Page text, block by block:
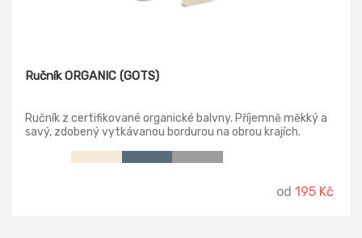
Ručník ORGANIC (GOTS)
Ručník z certifikované organické balvny. Příjemně měkký a
savý, zdobený vytkávanou bordurou na obrou krajích.
od 195 Kč